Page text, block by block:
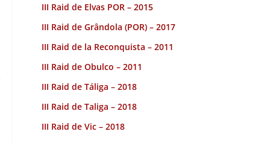
III Raid de Elvas POR – 2015
III Raid de Grândola (POR) – 2017
III Raid de la Reconquista – 2011
III Raid de Obulco – 2011
III Raid de Táliga – 2018
III Raid de Taliga – 2018
III Raid de Vic – 2018